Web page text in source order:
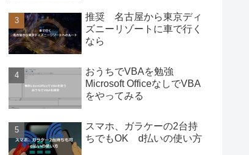
推奨 名古屋から東京ディ
ズニーリゾートに車で行く
なら
おうちでVBAを勉強
Microsoft OfficeなしでVBA
をやってみる
スマホ、ガラケーの2台持
ちでもOK d払いの使い方